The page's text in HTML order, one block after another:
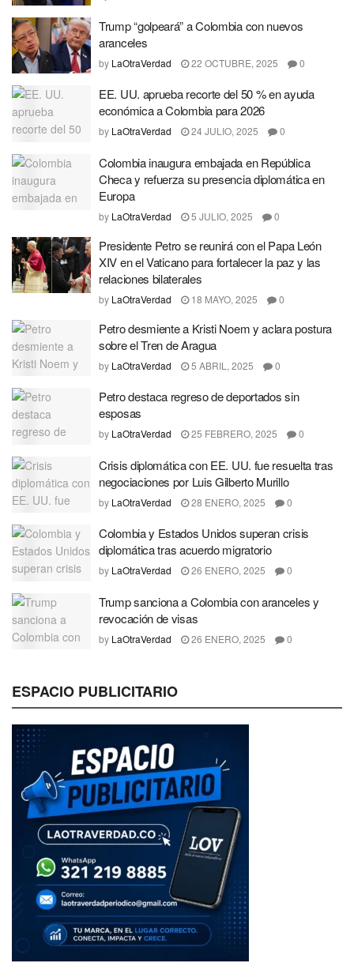
Trump “golpeará” a Colombia con nuevos
aranceles
by LaOtraVerdad 22 OCTUBRE, 2025 0
EE. UU. aprueba recorte del 50 % en ayuda
económica a Colombia para 2026
by LaOtraVerdad 24 JULIO, 2025 0
Colombia inaugura embajada en República
Checa y refuerza su presencia diplomática en
Europa
by LaOtraVerdad 5 JULIO, 2025 0
Presidente Petro se reunirá con el Papa León
XIV en el Vaticano para fortalecer la paz y las
relaciones bilaterales
by LaOtraVerdad 18 MAYO, 2025 0
Petro desmiente a Kristi Noem y aclara postura
sobre el Tren de Aragua
by LaOtraVerdad 5 ABRIL, 2025 0
Petro destaca regreso de deportados sin
esposas
by LaOtraVerdad 25 FEBRERO, 2025 0
Crisis diplomática con EE. UU. fue resuelta tras
negociaciones por Luis Gilberto Murillo
by LaOtraVerdad 28 ENERO, 2025 0
Colombia y Estados Unidos superan crisis
diplomática tras acuerdo migratorio
by LaOtraVerdad 26 ENERO, 2025 0
Trump sanciona a Colombia con aranceles y
revocación de visas
by LaOtraVerdad 26 ENERO, 2025 0
ESPACIO PUBLICITARIO